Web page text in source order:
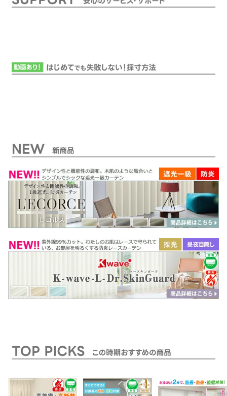
UVカット 遮熱 断熱カー